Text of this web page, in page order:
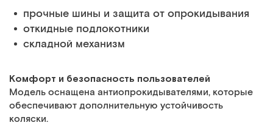
прочные шины и защита от опрокидывания
откидные подлокотники
складной механизм
Комфорт и безопасность пользователей
Модель оснащена антиопрокидывателями, которые
обеспечивают дополнительную устойчивость
коляски.